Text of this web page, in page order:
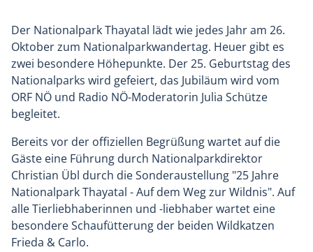
Der Nationalpark Thayatal lädt wie jedes Jahr am 26.
Oktober zum Nationalparkwandertag. Heuer gibt es
zwei besondere Höhepunkte. Der 25. Geburtstag des
Nationalparks wird gefeiert, das Jubiläum wird vom
ORF NÖ und Radio NÖ-Moderatorin Julia Schütze
begleitet.
Bereits vor der offiziellen Begrüßung wartet auf die
Gäste eine Führung durch National­parkdirektor
Christian Übl durch die Sonderaustellung "25 Jahre
Nationalpark Thayatal - Auf dem Weg zur Wildnis". Auf
alle Tierliebhaberinnen und -liebhaber wartet eine
besondere Schaufütterung der beiden Wildkatzen
Frieda & Carlo.